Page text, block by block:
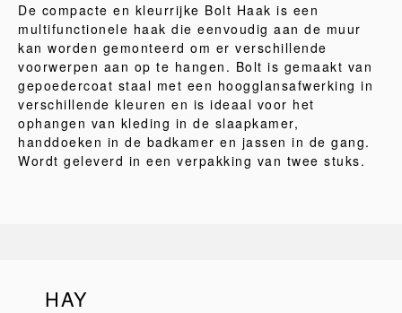
De compacte en kleurrijke Bolt Haak is een
multifunctionele haak die eenvoudig aan de muur
kan worden gemonteerd om er verschillende
voorwerpen aan op te hangen. Bolt is gemaakt van
gepoedercoat staal met een hoogglansafwerking in
verschillende kleuren en is ideaal voor het
ophangen van kleding in de slaapkamer,
handdoeken in de badkamer en jassen in de gang.
Wordt geleverd in een verpakking van twee stuks.
HAY